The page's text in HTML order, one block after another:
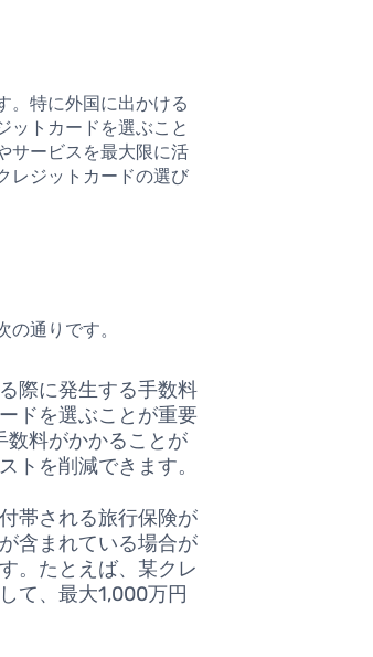
。特に外国に出かける
ットカードを選ぶこと
サービスを最大限に活
レジットカードの選び
通りです。
際に発生する手数料
ドを選ぶことが重要
数料がかかることが
トを削減できます。
帯される旅行保険が
含まれている場合が
。たとえば、某クレ
て、最大1,000万円